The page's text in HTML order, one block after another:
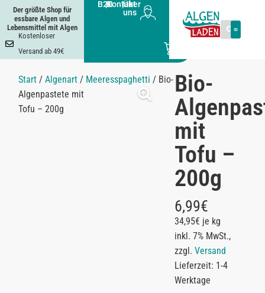
Der größte Shop für
essbare Algen und
Lebensmittel mit Algen
Kostenloser
Versand ab 49€
B2B
|Kontakt
|Über
uns
Start /Algenart / Meeresspaghetti / Bio-
Algenpastete mit
Tofu – 200g
Bio-
mit
Tofu –
200g
6,99€
34,95€ je kg
inkl. 7% MwSt.,
zzgl.Versand
Lieferzeit: 1-4
Werktage